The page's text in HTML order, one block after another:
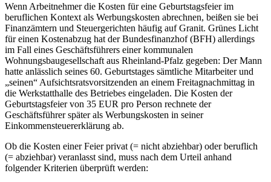
Wenn Arbeitnehmer die Kosten für eine Geburtstagsfeier im
beruflichen Kontext als Werbungskosten abrechnen, beißen sie bei
Finanzämtern und Steuergerichten häufig auf Granit. Grünes Licht
für einen Kostenabzug hat der Bundesfinanzhof (BFH) allerdings
im Fall eines Geschäftsführers einer kommunalen
Wohnungsbaugesellschaft aus Rheinland-Pfalz gegeben: Der Mann
hatte anlässlich seines 60. Geburtstages sämtliche Mitarbeiter und
„seinen“ Aufsichtsratsvorsitzenden an einem Freitagnachmittag in
die Werkstatthalle des Betriebes eingeladen. Die Kosten der
Geburtstagsfeier von 35 EUR pro Person rechnete der
Geschäftsführer später als Werbungskosten in seiner
Einkommensteuererklärung ab.
Ob die Kosten einer Feier privat (= nicht abziehbar) oder beruflich
(= abziehbar) veranlasst sind, muss nach dem Urteil anhand
folgender Kriterien überprüft werden: